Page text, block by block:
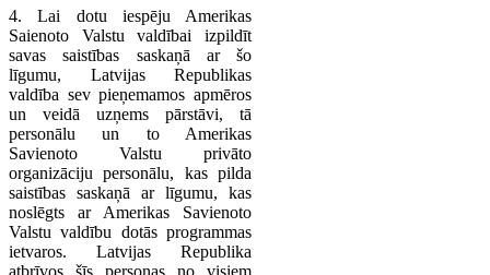
4. Lai dotu iespēju Amerikas
Saienoto Valstu valdībai izpildīt
savas saistības saskaņā ar šo
līgumu, Latvijas Republikas
valdība sev pieņemamos apmēros
un veidā uzņems pārstāvi, tā
personālu un to Amerikas
Savienoto Valstu privāto
organizāciju personālu, kas pilda
saistības saskaņā ar līgumu, kas
noslēgts ar Amerikas Savienoto
Valstu valdību dotās programmas
ietvaros. Latvijas Republika
atbrīvos šīs personas no visiem